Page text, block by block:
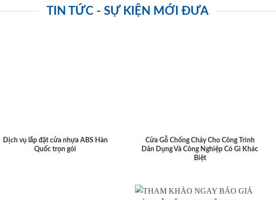
TIN TỨC - SỰ KIỆN MỚI ĐƯA
Dịch vụ lắp đặt cửa nhựa ABS Hàn
Quốc trọn gói
Cửa Gỗ Chống Cháy Cho Công Trình
Dân Dụng Và Công Nghiệp Có Gì Khác
Biệt